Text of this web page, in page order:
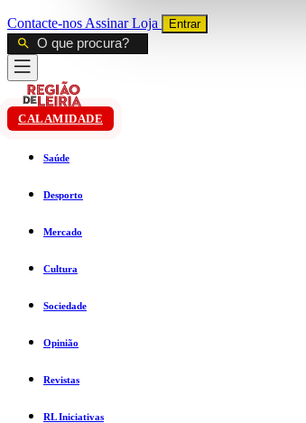
Contacte-nos AssinarLoja Entrar
CALAMIDADE
Saúde
Desporto
Mercado
Cultura
Sociedade
Opinião
Revistas
RL Iniciativas